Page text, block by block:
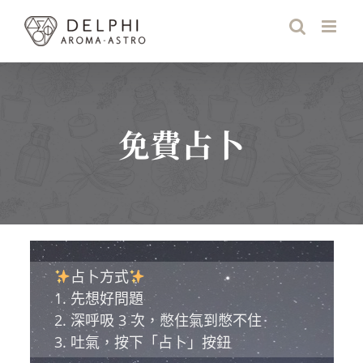
content
免費占卜
占卜方式
1. 先想好問題
2. 深呼吸 3 次，憋住氣到憋不住
3. 吐氣，按下「占卜」按鈕